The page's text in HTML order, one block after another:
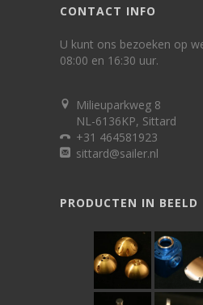
CONTACT INFO
U kunt ons bezoeken op
08:00 en 16:30 uur.
Milieuparkweg 8
NL-6136KP, Sittard
+31 464581923
sittard@sailer.nl
PRODUCTEN IN BEELD